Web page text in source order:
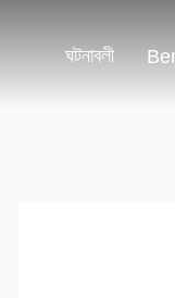
ঘটনাবলী